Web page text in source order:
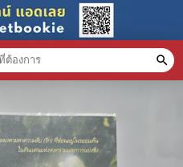
search
สินค้า